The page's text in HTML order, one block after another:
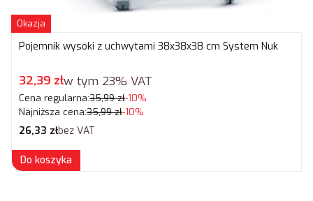
Okazja
Pojemnik wysoki z uchwytami 38x38x38 cm System Nuk
Cena promocyjna brutto
32,39 złw tym 23% VAT
Cena regularna:35,99 zł-10%
Najniższa cena:35,99 zł-10%
Cena netto
26,33 złbez VAT
Do koszyka